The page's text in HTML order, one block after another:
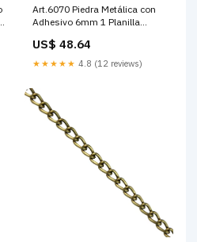
Art.6070 Piedra Metálica con
Adhesivo 6mm 1 Planilla
US$ 48.64
★★★★★ 4.8 (12 reviews)